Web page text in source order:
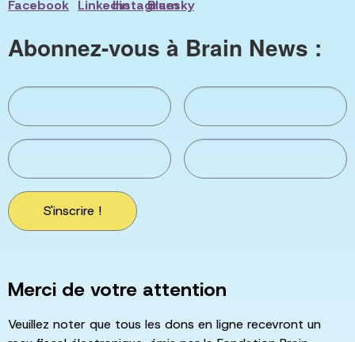
Abonnez-vous à Brain News :
S'inscrire !
Merci de votre attention
Veuillez noter que tous les dons en ligne recevront un